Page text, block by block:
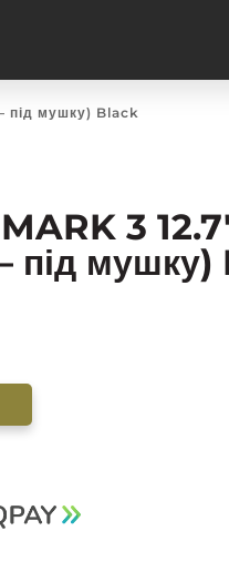
під мушку) Black
3
під